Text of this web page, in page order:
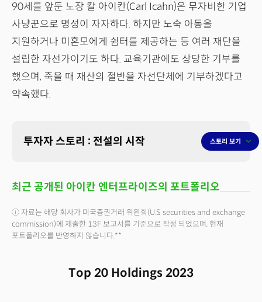
90세를 앞둔 노장 칼 아이칸(Carl Icahn)은 무자비한 기업
사냥꾼으로 명성이 자자하다. 하지만 노숙 아동을
지원하거나 미혼모에게 쉼터를 제공하는 등 여러 재단을
설립한 자선가이기도 하다. 교육기관에도 상당한 기부를
했으며, 죽을 때 재산의 절반을 자선단체에 기부하겠다고
약속했다.
투자자 스토리 : 전설의 시작 스토리 보기
최근 공개된 아이칸 엔터프라이즈의 포트폴리오
ⓘ 자료는 해당 회사가 미국증권거래 위원회(U.S securities and exchange
commission)에 제출한 13F 보고서를 기준으로 작성 되었으며, 현재
포트폴리오를 반영하지 않습니다.**
Top 20 Holdings 2023